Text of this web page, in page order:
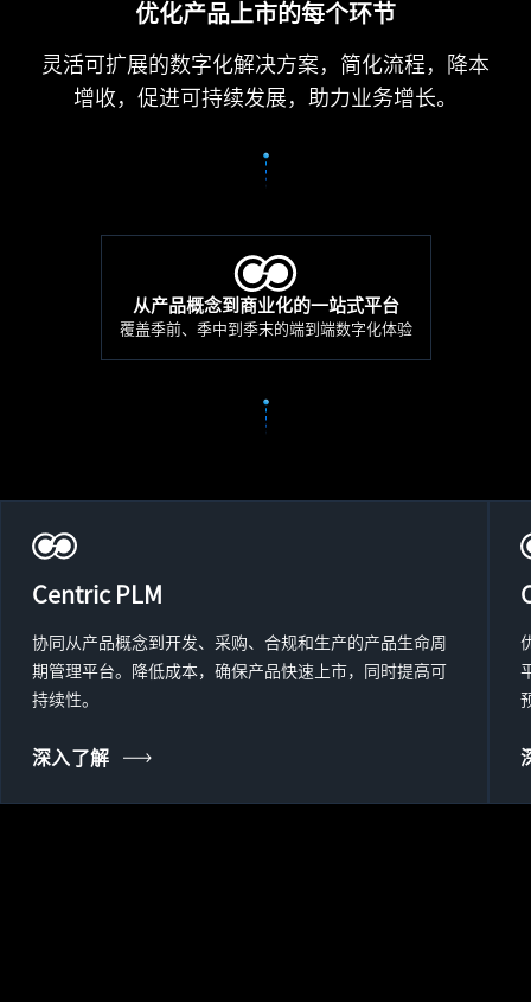
优化产品上市的每个环节
灵活可扩展的数字化解决方案，简化流程，降本
增收，促进可持续发展，助力业务增长。
从产品概念到商业化的一站式平台
覆盖季前、季中到季末的端到端数字化体验
Centric PLM
协同从产品概念到开发、采购、合规和生产的产品生命周
期管理平台。降低成本，确保产品快速上市，同时提高可
持续性。
深入了解